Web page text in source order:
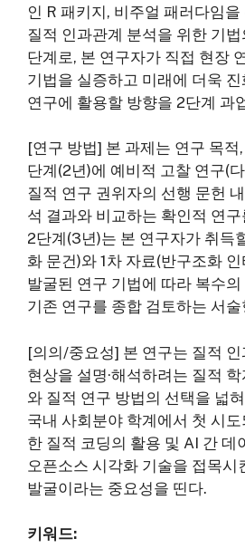
인 R 패키지, 비주얼 패러다임
질적 인과관계 분석을 위한 기법
단계로, 본 연구자가 직접 현장
기법을 실증하고 미래에 더욱
연구에 활용할 방향을 2단계 과
[연구 방법] 본 과제는 연구 목적
단계(2년)에 예비적 고찰 연구(
질적 연구 권위자의 선행 문헌
석 결과와 비교하는 확인적 연
2단계(3년)는 본 연구자가 취득
화 문건)와 1차 자료(반구조화
발굴된 연구 기법에 따라 복수
기존 연구를 종합 검토하는 서
[의의/중요성] 본 연구는 질적
현상을 설명·해석하려는 질적
와 질적 연구 방법의 선택을 넓
국내 사회분야 학계에서 첫 시
한 질적 코딩의 활용 및 AI 간 데
오픈소스 시각화 기술을 접목시
발굴이라는 중요성을 띤다.
키워드: